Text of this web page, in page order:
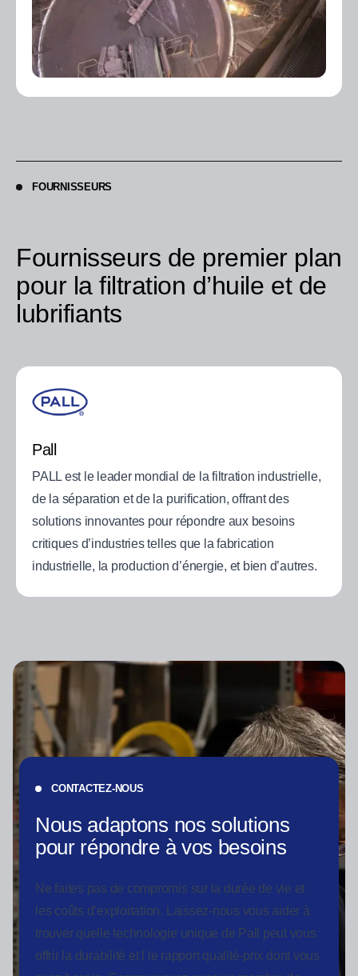
FOURNISSEURS
Fournisseurs de premier plan
pour la filtration d’huile et de
lubrifiants
Pall
PALL est le leader mondial de la filtration industrielle,
de la séparation et de la purification, offrant des
solutions innovantes pour répondre aux besoins
critiques d’industries telles que la fabrication
industrielle, la production d’énergie, et bien d’autres.
CONTACTEZ-NOUS
Nous adaptons nos solutions
pour répondre à vos besoins
Ne faites pas de compromis sur la durée de vie et
les coûts d’exploitation. Laissez-nous vous aider à
trouver quelle technologie unique de Pall peut vous
offrir la durabilité et l le rapport qualité-prix dont vous